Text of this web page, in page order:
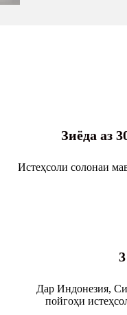
Зиёда аз
Истеҳсоли солонаи
3
Дар Индонезия,
пойгоҳи